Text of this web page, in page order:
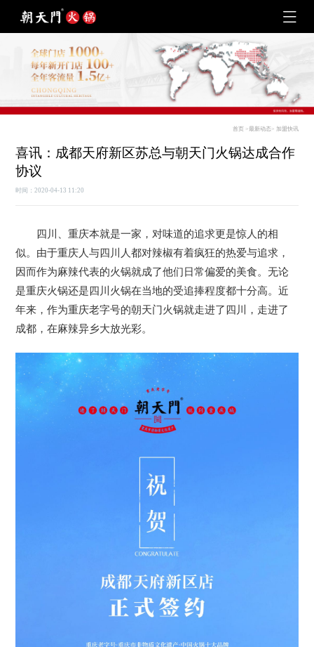
首页 >最新动态> 加盟快讯
喜讯：成都天府新区苏总与朝天门火锅达成合作
协议
时间：2020-04-13 11:20
四川、重庆本就是一家，对味道的追求更是惊人的相
似。由于重庆人与四川人都对辣椒有着疯狂的热爱与追求，
因而作为麻辣代表的火锅就成了他们日常偏爱的美食。无论
是重庆火锅还是四川火锅在当地的受追捧程度都十分高。近
年来，作为重庆老字号的朝天门火锅就走进了四川，走进了
成都，在麻辣异乡大放光彩。